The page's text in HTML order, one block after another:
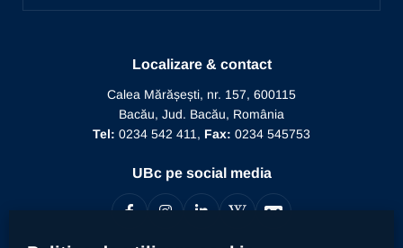
Alegeri
Relații internaționale
Informații de interes public
Documente interne
Recunoaștere funcție didactică
Recunoaștere conducător doctorat
Localizare & contact
Calea Mărășești, nr. 157, 600115
Bacău, Jud. Bacău, România
Tel: 0234 542 411, Fax: 0234 545753
UBc pe social media